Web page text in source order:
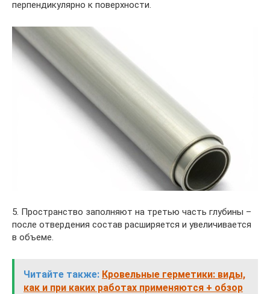
перпендикулярно к поверхности.
5. Пространство заполняют на третью часть глубины –
после отвердения состав расширяется и увеличивается
в объеме.
Читайте также: Кровельные герметики: виды,
как и при каких работах применяются + обзор